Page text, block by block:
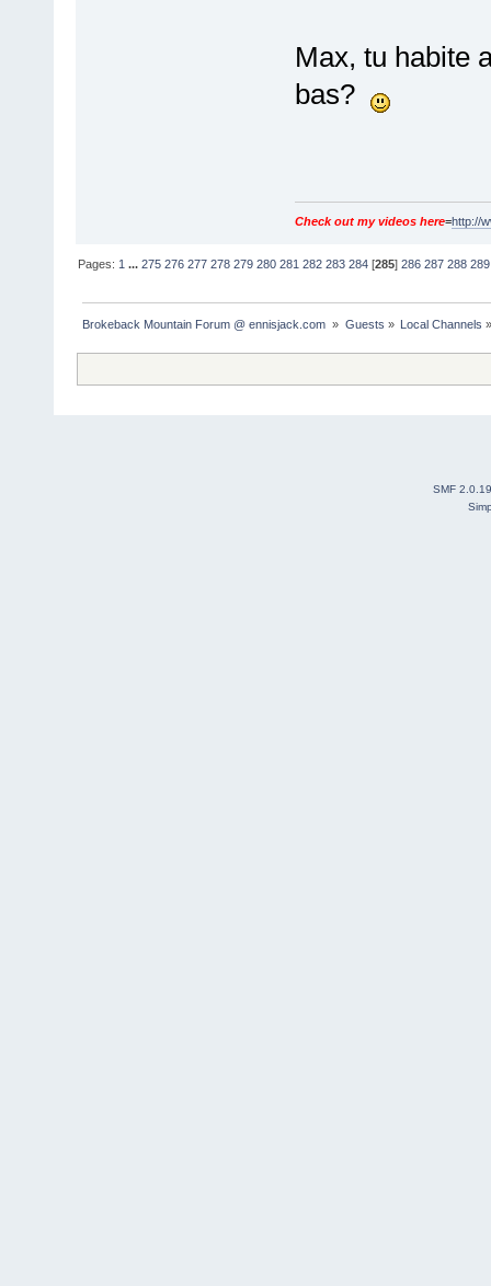
Max, tu habite
bas?
Check out my videos here=http://
Pages: 1 ...275 276 277 278 279 280 281 282 283 284 [285]286 287 288 289
Brokeback Mountain Forum @ ennisjack.com » Guests » Local Channels »
SMF 2.0.19